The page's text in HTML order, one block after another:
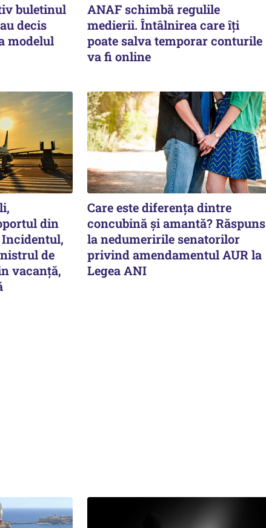
buletinul
decis
modelul
ANAF schimbă regulile
medierii. Întâlnirea care îți
poate salva temporar conturile
va fi online
din
Incidentul,
de
vacanță,
Care este diferența dintre
concubină și amantă? Răspuns
la nedumeririle senatorilor
privind amendamentul AUR la
Legea ANI